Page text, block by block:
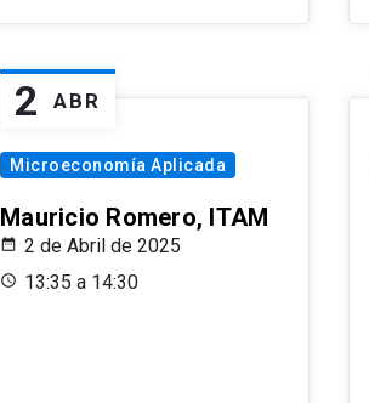
2 ABR
Microeconomía Aplicada
Mauricio Romero, ITAM
2 de Abril de 2025
13:35 a 14:30